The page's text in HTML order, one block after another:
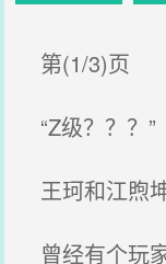
第(1/3)页
“Z级？？？”
王珂和江煦
曾经有个玩